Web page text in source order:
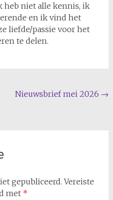
heb niet alle kennis, ik
en ik vind het
liefde/passie voor het
te delen.
Nieuwsbrief mei 2026 →
gepubliceerd. Vereiste
met *